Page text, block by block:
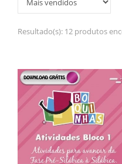
Resultado(s): 12 produtos